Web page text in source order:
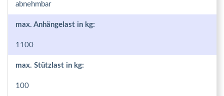
abnehmbar
max. Anhängelast in kg:
1100
max. Stützlast in kg:
100